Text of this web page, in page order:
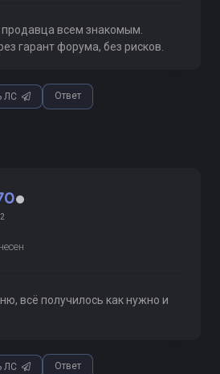
всем знакомым.
гарант форума, без рисков.
ЛС Ответ
всё получилось как нужно и
ЛС Ответ